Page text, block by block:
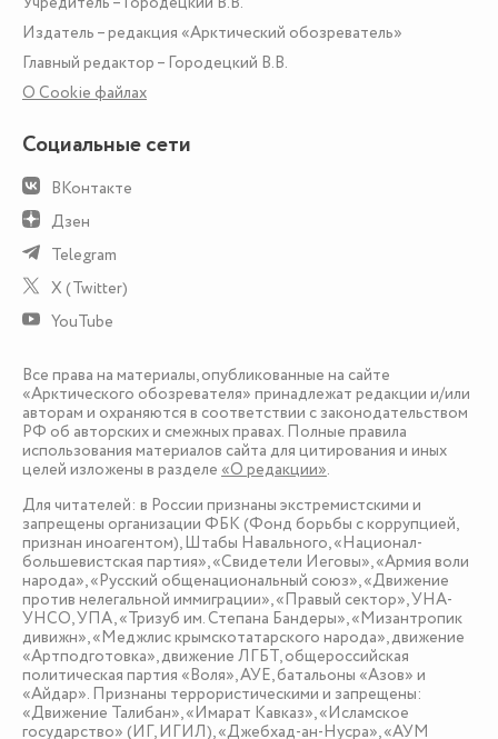
Издатель – редакция «Арктический обозреватель»
Главный редактор – Городецкий В.В.
О Сookie файлах
Социальные сети
ВКонтакте
Дзен
Telegram
X (Twitter)
YouTube
Все права на материалы, опубликованные на сайте
«Арктического обозревателя» принадлежат редакции и/или
авторам и охраняются в соответствии с законодательством
РФ об авторских и смежных правах. Полные правила
использования материалов сайта для цитирования и иных
целей изложены в разделе «О редакции».
Для читателей: в России признаны экстремистскими и
запрещены организации ФБК (Фонд борьбы с коррупцией,
признан иноагентом), Штабы Навального, «Национал-
большевистская партия», «Свидетели Иеговы», «Армия воли
народа», «Русский общенациональный союз», «Движение
против нелегальной иммиграции», «Правый сектор», УНА-
УНСО, УПА, «Тризуб им. Степана Бандеры», «Мизантропик
дивижн», «Меджлис крымскотатарского народа», движение
«Артподготовка», движение ЛГБТ, общероссийская
политическая партия «Воля», АУЕ, батальоны «Азов» и
«Айдар». Признаны террористическими и запрещены:
«Движение Талибан», «Имарат Кавказ», «Исламское
государство» (ИГ, ИГИЛ), «Джебхад-ан-Нусра», «АУМ